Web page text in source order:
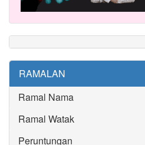
RAMALAN
Ramal Nama
Ramal Watak
Peruntungan